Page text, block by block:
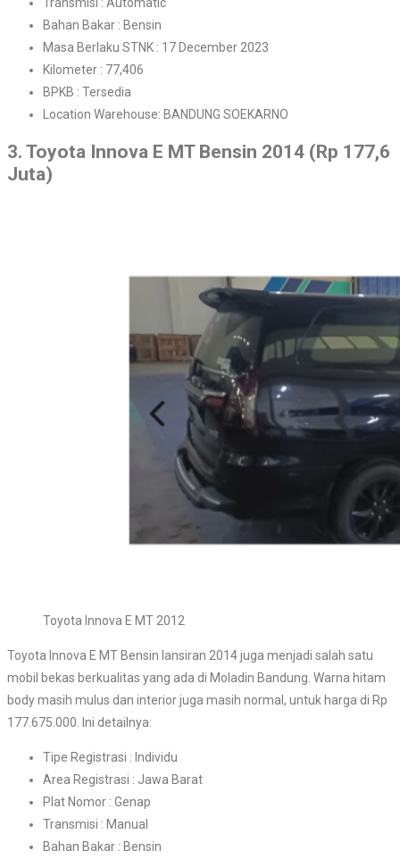
Bahan Bakar : Bensin
Masa Berlaku STNK : 17 December 2023
Kilometer : 77,406
BPKB : Tersedia
Location Warehouse: BANDUNG SOEKARNO
3. Toyota Innova E MT Bensin 2014 (Rp 177,6
Juta)
Toyota Innova E MT 2012
Toyota Innova E MT Bensin lansiran 2014 juga menjadi salah satu
mobil bekas berkualitas yang ada di Moladin Bandung. Warna hitam
body masih mulus dan interior juga masih normal, untuk harga di Rp
177.675.000. Ini detailnya:
Tipe Registrasi : Individu
Area Registrasi : Jawa Barat
Plat Nomor : Genap
Transmisi : Manual
Bahan Bakar : Bensin